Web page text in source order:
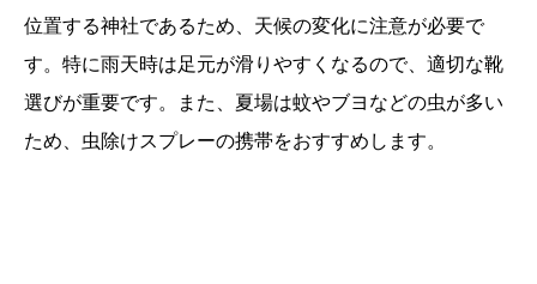
位置する神社であるため、天候の変化に注意が必要で
す。特に雨天時は足元が滑りやすくなるので、適切な靴
選びが重要です。また、夏場は蚊やブヨなどの虫が多い
ため、虫除けスプレーの携帯をおすすめします。